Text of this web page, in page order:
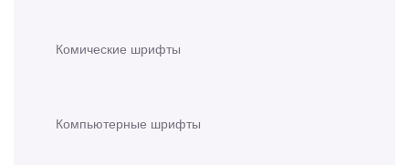
Комические шрифты
Компьютерные шрифты